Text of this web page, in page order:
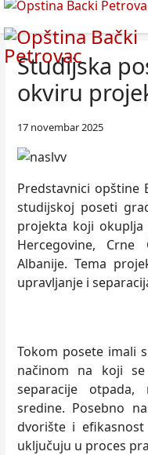
Studijska
okviru
17 novembar 2025
Predstavnici opštine
studijskoj poseti
projekta koji okuplja
Hercegovine,
Albanije. Tema
upravljanje i
Tokom posete imali
načinom na koji
separacije
sredine. Posebno
dvorište i
uključuju u proces